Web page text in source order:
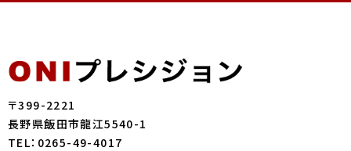
〒399-2221
長野県飯田市龍江5540-1
TEL：0265-49-4017